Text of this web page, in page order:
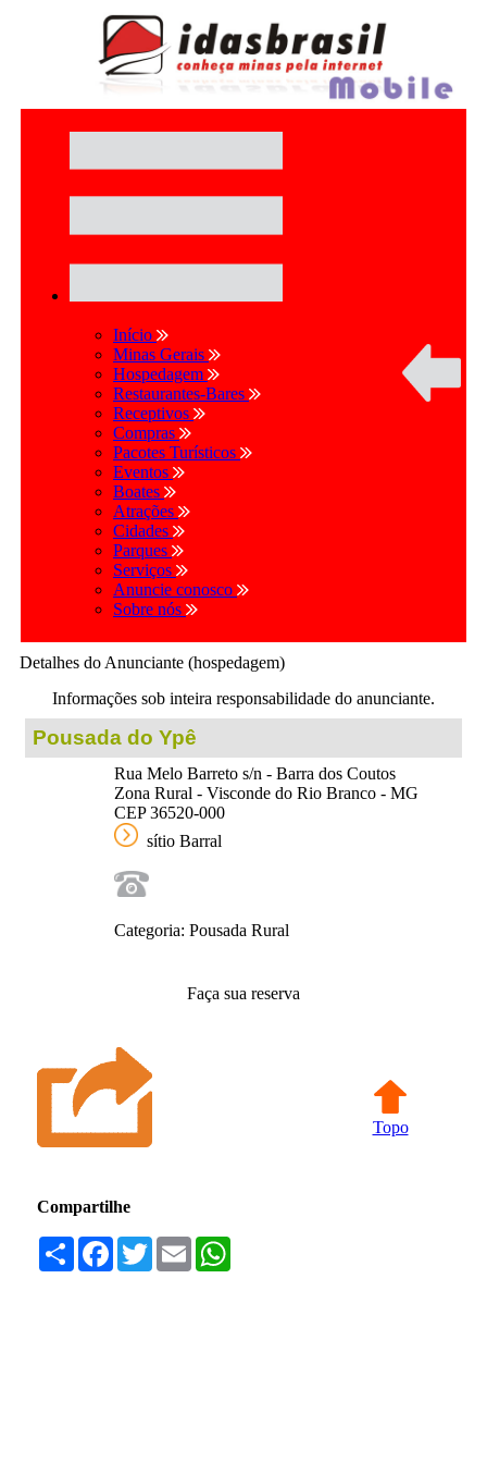
Início
Minas Gerais
Hospedagem
Restaurantes-Bares
Receptivos
Compras
Pacotes Turísticos
Eventos
Boates
Atrações
Cidades
Parques
Serviços
Anuncie conosco
Sobre nós
Detalhes do Anunciante (hospedagem)
Informações sob inteira responsabilidade do anunciante.
Pousada do Ypê
Rua Melo Barreto s/n - Barra dos Coutos
Zona Rural - Visconde do Rio Branco - MG
CEP 36520-000
sítio Barral
Categoria: Pousada Rural
Faça sua reserva
Topo
Compartilhe
Compartilhar
Facebook
TwitterEmail